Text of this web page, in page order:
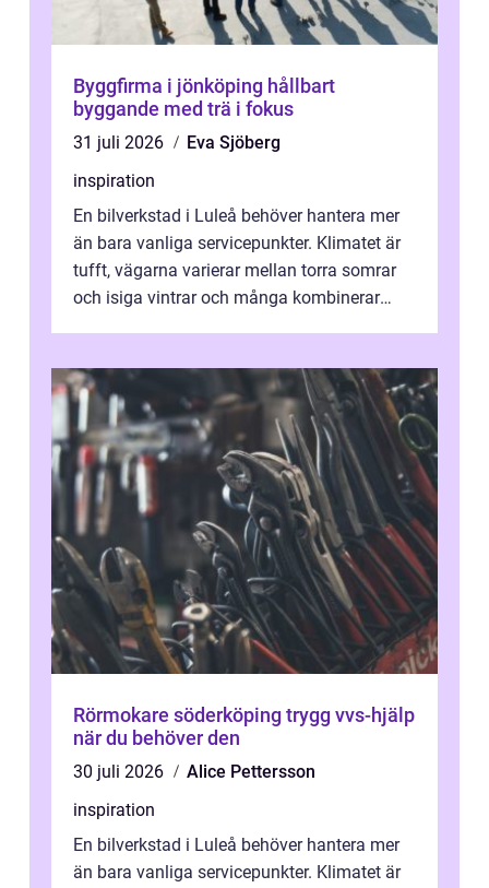
Byggfirma i jönköping hållbart
byggande med trä i fokus
31 juli 2026
Eva Sjöberg
inspiration
En bilverkstad i Luleå behöver hantera mer
än bara vanliga servicepunkter. Klimatet är
tufft, vägarna varierar mellan torra somrar
och isiga vintrar och många kombinerar
Rörmokare söderköping trygg vvs-hjälp
när du behöver den
30 juli 2026
Alice Pettersson
inspiration
En bilverkstad i Luleå behöver hantera mer
än bara vanliga servicepunkter. Klimatet är